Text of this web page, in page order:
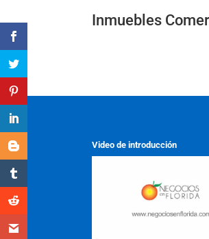
Inmuebles
Video de introducción